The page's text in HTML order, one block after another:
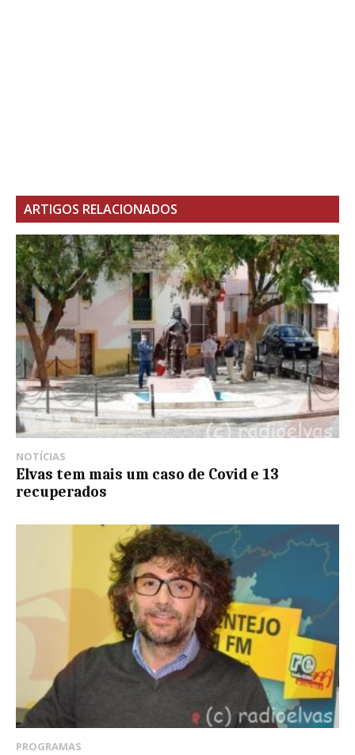
ARTIGOS RELACIONADOS
NOTÍCIAS
Elvas tem mais um caso de Covid e 13
recuperados
PROGRAMAS